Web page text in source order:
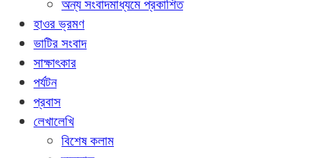
অন্য সংবাদমাধ্যমে প্রকাশিত
হাওর ভ্রমণ
ভাটির সংবাদ
সাক্ষাৎকার
পর্যটন
প্রবাস
লেখালেখি
বিশেষ কলাম